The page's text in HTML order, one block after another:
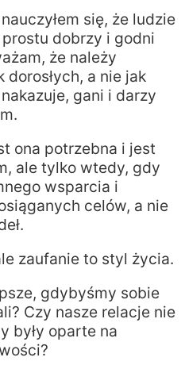
się, że ludzie
dobrzy i godni
że należy
dorosłych, a nie jak
gani i darzy
ona potrzebna i jest
ale tylko wtedy, gdy
wsparcia i
celów, a nie
zaufanie to styl życia.
gdybyśmy sobie
Czy nasze relacje nie
były oparte na